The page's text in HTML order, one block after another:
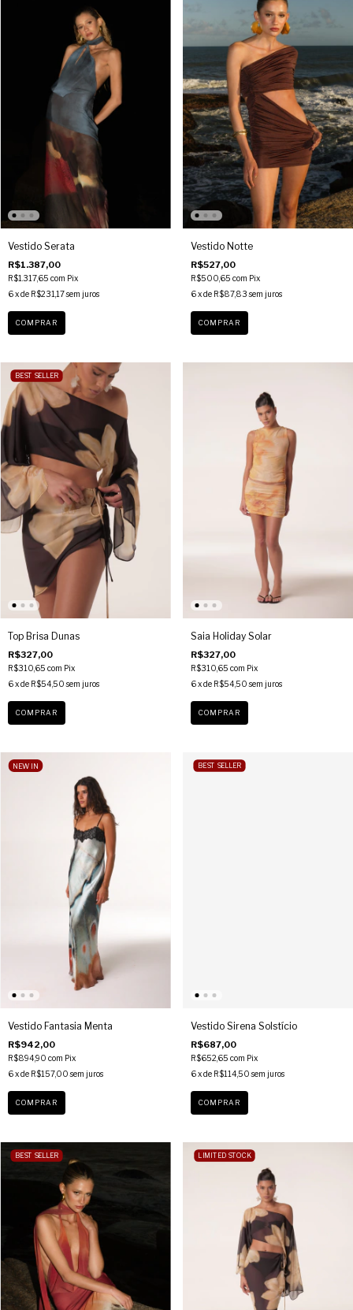
Vestido Serata
R$1.387,00
R$1.317,65 com Pix
6x de R$231,17sem juros
COMPRAR
Vestido Notte
R$527,00
R$500,65 com Pix
6 x de R$87,83 sem juros
COMPRAR
BEST SELLER
Top Brisa Dunas
R$327,00
R$310,65 com Pix
6x de R$54,50 sem juros
COMPRAR
Saia Holiday Solar
R$327,00
R$310,65 com Pix
6 x de R$54,50 sem juros
COMPRAR
NEW IN
Vestido Fantasia Menta
R$942,00
R$894,90 com Pix
6x de R$157,00 sem juros
COMPRAR
BEST SELLER
Vestido Sirena Solstício
R$687,00
R$652,65 com Pix
6 x de R$114,50 sem juros
COMPRAR
BEST SELLER LIMITED STOCK